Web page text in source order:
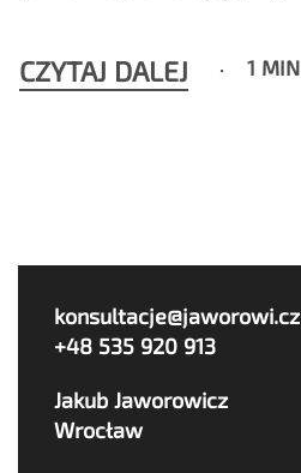
CZYTAJ DALEJ 1 MIN
konsultacje@jaworowi.cz
+48 535 920 913
Jakub Jaworowicz
Wrocław